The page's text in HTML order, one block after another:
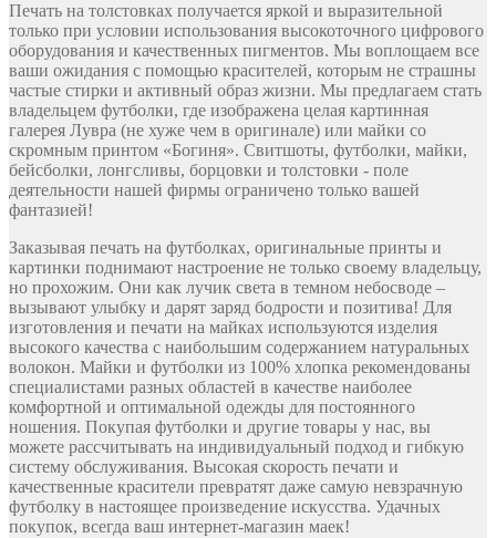
Печать на толстовках получается яркой и выразительной
только при условии использования высокоточного цифрового
оборудования и качественных пигментов. Мы воплощаем все
ваши ожидания с помощью красителей, которым не страшны
частые стирки и активный образ жизни. Мы предлагаем стать
владельцем футболки, где изображена целая картинная
галерея Лувра (не хуже чем в оригинале) или майки со
скромным принтом «Богиня». Свитшоты, футболки, майки,
бейсболки, лонгсливы, борцовки и толстовки - поле
деятельности нашей фирмы ограничено только вашей
фантазией!
Заказывая печать на футболках, оригинальные принты и
картинки поднимают настроение не только своему владельцу,
но прохожим. Они как лучик света в темном небосводе –
вызывают улыбку и дарят заряд бодрости и позитива! Для
изготовления и печати на майках используются изделия
высокого качества с наибольшим содержанием натуральных
волокон. Майки и футболки из 100% хлопка рекомендованы
специалистами разных областей в качестве наиболее
комфортной и оптимальной одежды для постоянного
ношения. Покупая футболки и другие товары у нас, вы
можете рассчитывать на индивидуальный подход и гибкую
систему обслуживания. Высокая скорость печати и
качественные красители превратят даже самую невзрачную
футболку в настоящее произведение искусства. Удачных
покупок, всегда ваш интернет-магазин маек!